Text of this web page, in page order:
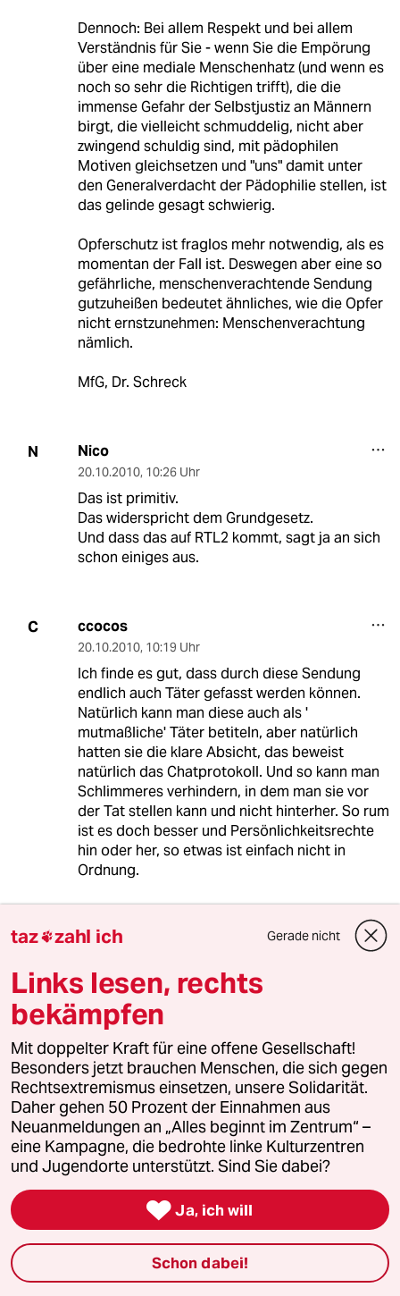
Dennoch: Bei allem Respekt und bei allem
Verständnis für Sie - wenn Sie die Empörung
über eine mediale Menschenhatz (und wenn es
noch so sehr die Richtigen trifft), die die
immense Gefahr der Selbstjustiz an Männern
birgt, die vielleicht schmuddelig, nicht aber
zwingend schuldig sind, mit pädophilen
Motiven gleichsetzen und "uns" damit unter
den Generalverdacht der Pädophilie stellen, ist
das gelinde gesagt schwierig.
Opferschutz ist fraglos mehr notwendig, als es
momentan der Fall ist. Deswegen aber eine so
gefährliche, menschenverachtende Sendung
gutzuheißen bedeutet ähnliches, wie die Opfer
nicht ernstzunehmen: Menschenverachtung
nämlich.
MfG, Dr. Schreck
N Nico
20.10.2010, 10:26 Uhr
Das ist primitiv.
Das widerspricht dem Grundgesetz.
Und dass das auf RTL2 kommt, sagt ja an sich
schon einiges aus.
C ccocos
20.10.2010, 10:19 Uhr
Ich finde es gut, dass durch diese Sendung
endlich auch Täter gefasst werden können.
Natürlich kann man diese auch als '
mutmaßliche' Täter betiteln, aber natürlich
hatten sie die klare Absicht, das beweist
natürlich das Chatprotokoll. Und so kann man
Schlimmeres verhindern, in dem man sie vor
der Tat stellen kann und nicht hinterher. So rum
ist es doch besser und Persönlichkeitsrechte
hin oder her, so etwas ist einfach nicht in
Ordnung.
NV Norbert Vetter
Hier vermischt sich "die verlorene Ehre der
Katharina Blum" mit George Orwell.
Es wird der Tag kommen an dem der MOB, den
Täter durch die Stadt treibt, Ihn lyncht und
hinterher feststellt :"Oh", da haben wir aber den
falschen aufgeknüpft.
In welchem Land leben wir eigentlich!
V Verenvuodatus
20.10.2010,08:44 Uhr
So, wie sich die Sendung gibt, ist sie ein
Zeichen für die immer rasantere Verblödung
des Programms. Triebe- demzufolge auch die
schlechten- lassen sich nicht unterdrücken,
taz zahl ich Gerade nicht
Links lesen, rechts
bekämpfen
Mit doppelter Kraft für eine offene Gesellschaft!
Besonders jetzt brauchen Menschen, die sich gegen
Rechtsextremismus einsetzen, unsere Solidarität.
Daher gehen 50 Prozent der Einnahmen aus
Neuanmeldungen an „Alles beginnt im Zentrum“ –
eine Kampagne, die bedrohte linke Kulturzentren
und Jugendorte unterstützt. Sind Sie dabei?
 Ja, ich will
Schon dabei!